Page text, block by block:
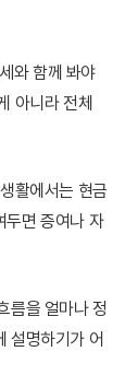
와 함께 봐야
아니라 전체
활에서는 현금
두면 증여나 자
름을 얼마나 정
설명하기가 어